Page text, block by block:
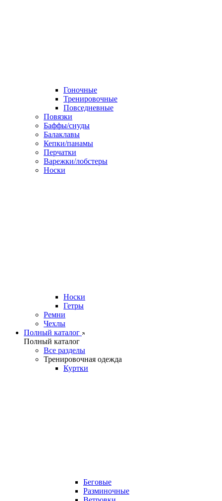
Гоночные
Тренировочные
Повседневные
Повязки
Баффы/снуды
Балаклавы
Кепки/панамы
Перчатки
Варежки/лобстеры
Носки
Носки
Гетры
Ремни
Чехлы
Полный каталог
Полный каталог
Все разделы
Тренировочная одежда
Куртки
Беговые
Разминочные